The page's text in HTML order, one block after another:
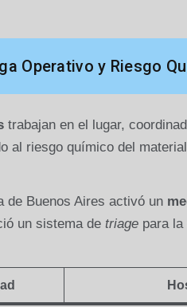
Operativo y Riesgo
trabajan en el lugar,
al riesgo químico del
de Buenos Aires activó un
un sistema de triagepara la